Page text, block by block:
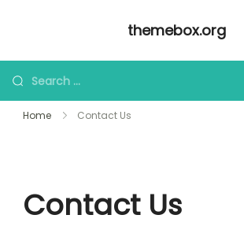
themebox.org
Looking
for
Something?
Home Contact Us
Contact Us